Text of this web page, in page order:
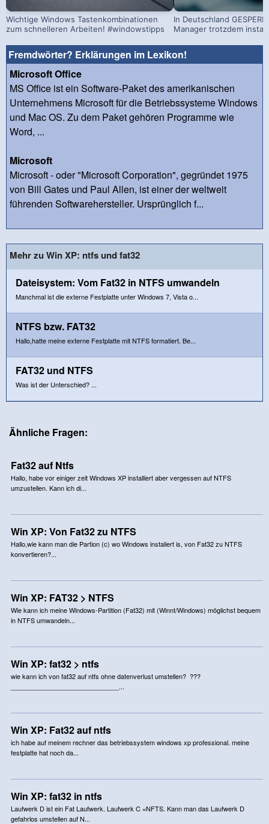
Wichtige Windows Tastenkombinationen
zum schnelleren Arbeiten! #windowstipps
In Deutschland
Manager trotzdem
Fremdwörter? Erklärungen im Lexikon!
Microsoft Office
MS Office ist ein Software-Paket des amerikanischen
Unternehmens Microsoft für die Betriebssysteme Windows
und Mac OS. Zu dem Paket gehören Programme wie
Word, ...
Microsoft
Microsoft - oder "Microsoft Corporation", gegründet 1975
von Bill Gates und Paul Allen, ist einer der weltweit
führenden Softwarehersteller. Ursprünglich f...
Mehr zu Win XP: ntfs und fat32
Dateisystem: Vom Fat32 in NTFS umwandeln
Manchmal ist die externe Festplatte unter Windows 7, Vista o...
NTFS bzw. FAT32
Hallo,hatte meine externe Festplatte mit NTFS formatiert. Be...
FAT32 und NTFS
Was ist der Unterschied? ...
Ähnliche Fragen:
Fat32 auf Ntfs
Hallo, habe vor einiger zeit Windows XP installiert aber vergessen auf NTFS
umzustellen. Kann ich di...
Win XP: Von Fat32 zu NTFS
Hallo,wie kann man die Partion (c) wo Windows instaliert is, von Fat32 zu NTFS
konvertieren?...
Win XP: FAT32 > NTFS
Wie kann ich meine Windows-Partition (Fat32) mit (Winnt/Windows) möglichst bequem
in NTFS umwandeln...
Win XP: fat32 > ntfs
wie kann ich von fat32 auf ntfs ohne datenverlust umstellen? ???
______________________________...
Win XP: Fat32 auf ntfs
ich habe auf meinem rechner das betriebssystem windows xp professional. meine
festplatte hat noch da...
Win XP: fat32 in ntfs
Laufwerk D ist ein Fat Laufwerk. Laufwerk C =NFTS. Kann man das Laufwerk D
gefahrlos umstellen auf N...